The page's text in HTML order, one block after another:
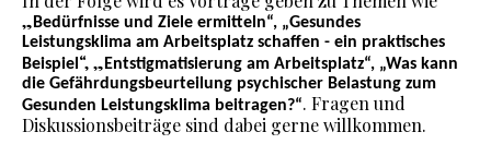
„ Bedürfnisse und Ziele ermitteln“, „Gesundes
Leistungsklima am Arbeitsplatz schaffen - ein praktisches
Beispiel “, „ Entstigmatisierung am Arbeitsplatz“, „Was kann
die Gefährdungsbeurteilung psychischer Belastung zum
Gesunden Leistungsklima beitragen?“. Fragen und
Diskussionsbeiträge sind dabei gerne willkommen.